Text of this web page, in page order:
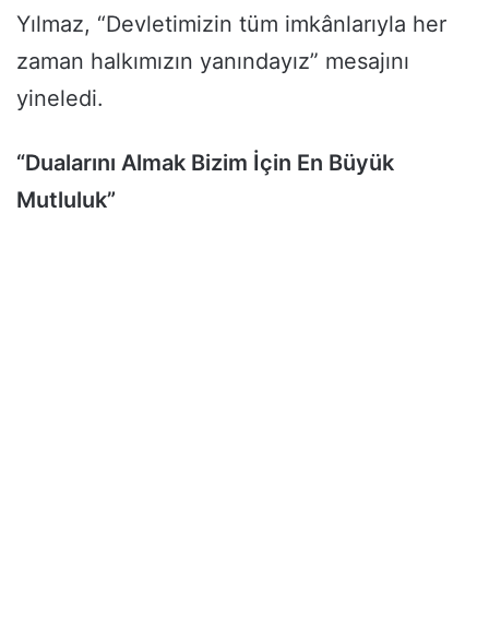
Yılmaz, “Devletimizin tüm imkânlarıyla her
zaman halkımızın yanındayız” mesajını
yineledi.
“Dualarını Almak Bizim İçin En Büyük
Mutluluk”